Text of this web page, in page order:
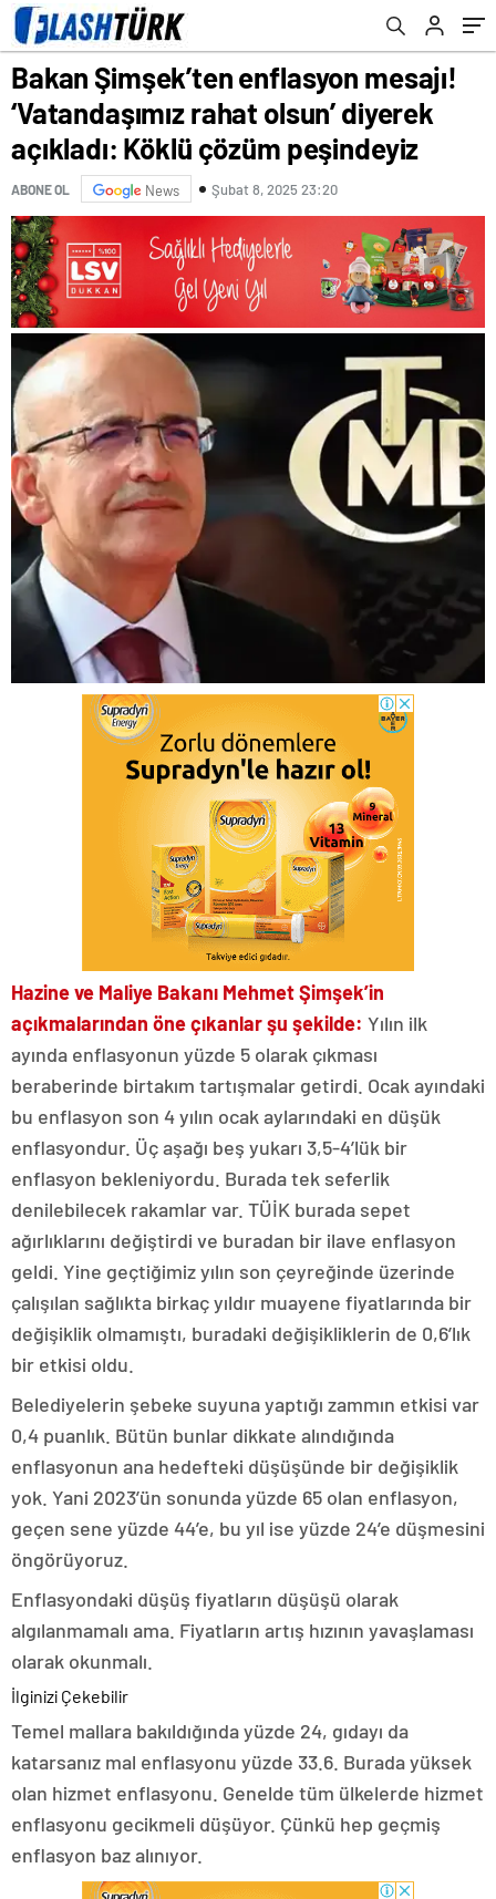
Köklü çözüm peşindeyiz
Bakan Şimşek’ten enflasyon mesajı!
‘Vatandaşımız rahat olsun’ diyerek
açıkladı: Köklü çözüm peşindeyiz
ABONE OL News Şubat 8, 2025 23:20
Hazine ve Maliye Bakanı Mehmet Şimşek’in
açıkmalarından öne çıkanlar şu şekilde: Yılın ilk
ayında enflasyonun yüzde 5 olarak çıkması
beraberinde birtakım tartışmalar getirdi. Ocak ayındaki
bu enflasyon son 4 yılın ocak aylarındaki en düşük
enflasyondur. Üç aşağı beş yukarı 3,5-4’lük bir
enflasyon bekleniyordu. Burada tek seferlik
denilebilecek rakamlar var. TÜİK burada sepet
ağırlıklarını değiştirdi ve buradan bir ilave enflasyon
geldi. Yine geçtiğimiz yılın son çeyreğinde üzerinde
çalışılan sağlıkta birkaç yıldır muayene fiyatlarında bir
değişiklik olmamıştı, buradaki değişikliklerin de 0,6’lık
bir etkisi oldu.
Belediyelerin şebeke suyuna yaptığı zammın etkisi var
0,4 puanlık. Bütün bunlar dikkate alındığında
enflasyonun ana hedefteki düşüşünde bir değişiklik
yok. Yani 2023’ün sonunda yüzde 65 olan enflasyon,
geçen sene yüzde 44’e, bu yıl ise yüzde 24’e düşmesini
öngörüyoruz.
Enflasyondaki düşüş fiyatların düşüşü olarak
algılanmamalı ama. Fiyatların artış hızının yavaşlaması
olarak okunmalı.
İlginizi Çekebilir
Temel mallara bakıldığında yüzde 24, gıdayı da
katarsanız mal enflasyonu yüzde 33.6. Burada yüksek
olan hizmet enflasyonu. Genelde tüm ülkelerde hizmet
enflasyonu gecikmeli düşüyor. Çünkü hep geçmiş
enflasyon baz alınıyor.
Köklü çözüm peşindeyiz